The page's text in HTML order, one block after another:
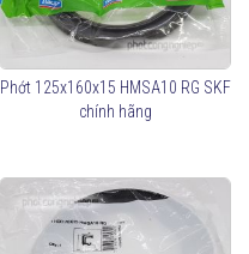
Phớt 125x160x15 HMSA10 RG SKF
chính hãng